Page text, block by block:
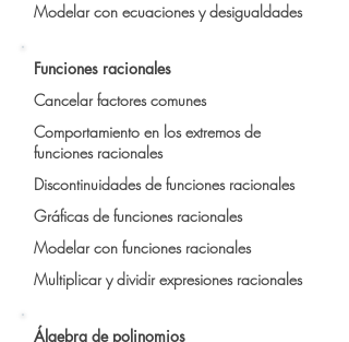
Modelar con ecuaciones y desigualdades
Funciones racionales
Cancelar factores comunes
Comportamiento en los extremos de
funciones racionales
Discontinuidades de funciones racionales
Gráficas de funciones racionales
Modelar con funciones racionales
Multiplicar y dividir expresiones racionales
Álgebra de polinomios